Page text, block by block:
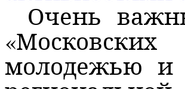
Очень
молодежью и